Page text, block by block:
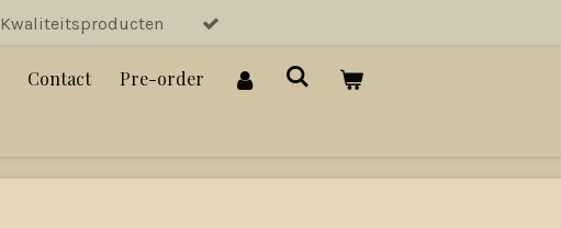
Kwaliteitsproducten
Contact Pre-order